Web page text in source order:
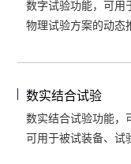
数字试验功能，可用
物理试验方案的动态
数实结合试验
数实结合试验功能，
可用于被试装备、试